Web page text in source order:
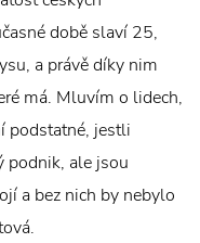
době slaví 25,
a právě díky nim
má. Mluvím o lidech,
podstatné, jestli
podnik, ale jsou
a bez nich by nebylo